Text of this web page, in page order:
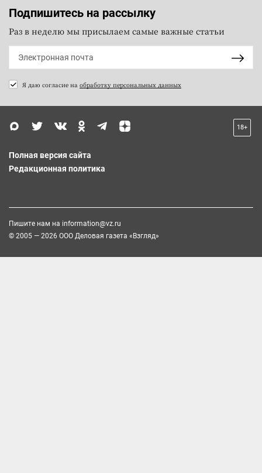
Подпишитесь на рассылку
Раз в неделю мы присылаем самые важные статьи
Я даю согласие на обработку персональных данных
18+
Полная версия сайта
Редакционная политика
Пишите нам на information@vz.ru
© 2005 — 2026 ООО Деловая газета «Взгляд»